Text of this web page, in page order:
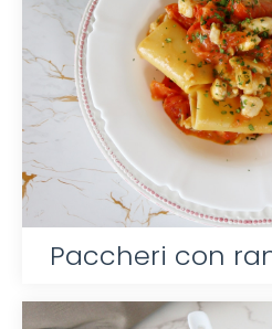
Paccheri con